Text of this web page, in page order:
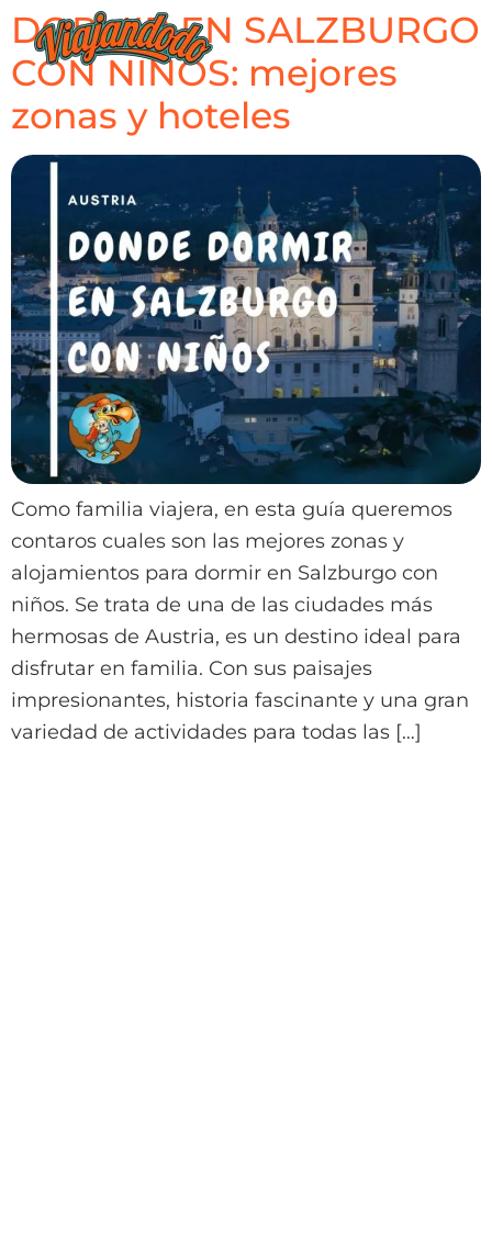
DORMIR EN SALZBURGO
CON NIÑOS: mejores
zonas y hoteles
Como familia viajera, en esta guía queremos
contaros cuales son las mejores zonas y
alojamientos para dormir en Salzburgo con
niños. Se trata de una de las ciudades más
hermosas de Austria, es un destino ideal para
disfrutar en familia. Con sus paisajes
impresionantes, historia fascinante y una gran
variedad de actividades para todas las […]